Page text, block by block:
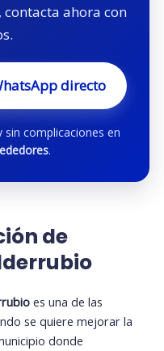
ahora con
directo
complicaciones en
.
de
es una de las
se quiere mejorar la
donde